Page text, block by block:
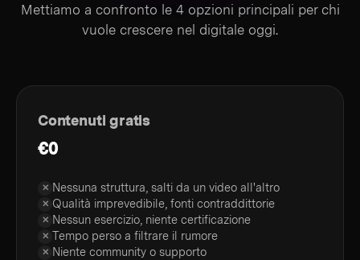
Mettiamo a confronto le 4 opzioni principali per chi
vuole crescere nel digitale oggi.
Contenuti gratis
€0
✕ Nessuna struttura, salti da un video all'altro
✕ Qualità imprevedibile, fonti contraddittorie
✕ Nessun esercizio, niente certificazione
✕ Tempo perso a filtrare il rumore
✕ Niente community o supporto